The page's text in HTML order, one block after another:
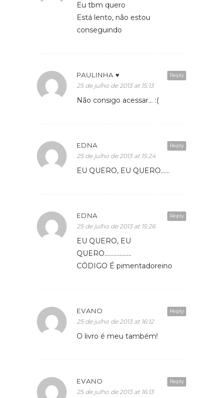
Eu tbm quero
Está lento, não estou
conseguindo
Reply
PAULINHA ♥
25 de julho de 2013 at 15:13
Não consigo acessar… :(
Reply
EDNA
25 de julho de 2013 at 15:24
EU QUERO, EU QUERO……
Reply
EDNA
25 de julho de 2013 at 15:26
EU QUERO, EU
QUERO………………
CÓDIGO É pimentadoreino
Reply
EVANO
25 de julho de 2013 at 16:12
O livro é meu também!
Reply
EVANO
25 de julho de 2013 at 16:13